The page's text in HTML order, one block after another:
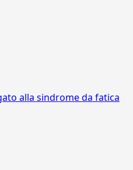
alla sindrome da fatica